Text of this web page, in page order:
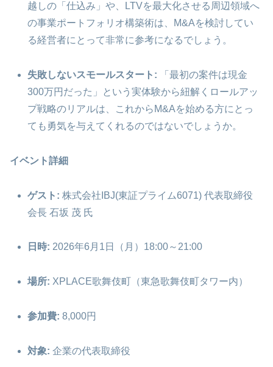
越しの「仕込み」や、LTVを最大化させる周辺領域へ
の事業ポートフォリオ構築術は、M&Aを検討してい
る経営者にとって非常に参考になるでしょう。
失敗しないスモールスタート: 「最初の案件は現金
300万円だった」という実体験から紐解くロールアッ
プ戦略のリアルは、これからM&Aを始める方にとっ
ても勇気を与えてくれるのではないでしょうか。
イベント詳細
ゲスト: 株式会社IBJ(東証プライム6071) 代表取締役
会長 石坂 茂 氏
日時: 2026年6月1日（月）18:00～21:00
場所: XPLACE歌舞伎町（東急歌舞伎町タワー内）
参加費: 8,000円
対象: 企業の代表取締役